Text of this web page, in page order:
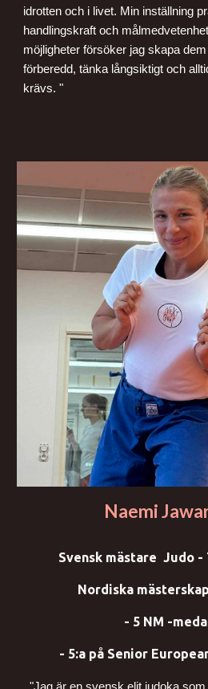
idrotten och i livet. Min inställning
handlingskraft och
möjligheter försöker jag skapa
förberedd, tänka långsiktigt och
krävs. "
Naemi
Svensk mästare Judo -
Nordiska
- 5 NM -
- 5:a på Senior